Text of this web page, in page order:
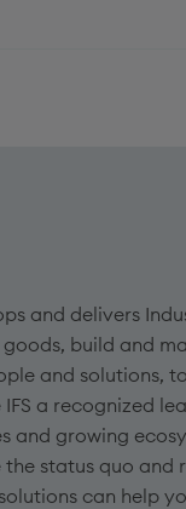
and delivers
build and
and solutions,
IFS a recognized
and growing
the status quo
can help